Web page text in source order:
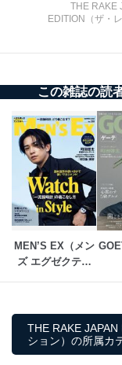
THE RAKE
EDITION（ザ・
この雑誌の読
MEN’S EX（メン
ズ エグゼクティ
THE RAKE
ション）の所属カ